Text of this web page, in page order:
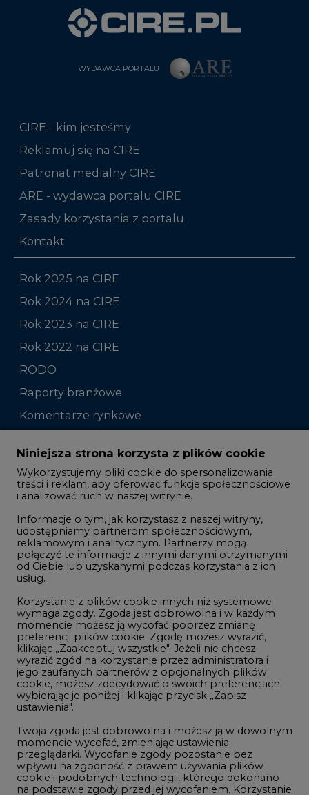
WYDAWCA PORTALU
CIRE - kim jesteśmy
Reklamuj się na CIRE
Patronat medialny CIRE
ARE - wydawca portalu CIRE
Zasady korzystania z portalu
Kontakt
Rok 2025 na CIRE
Rok 2024 na CIRE
Rok 2023 na CIRE
Rok 2022 na CIRE
RODO
Raporty branżowe
Komentarze rynkowe
Zmiany kadrowe na rynku
Studio CIRE
Rozmowy o energetyce
Gospodarka
Geopolityka
LTE450
Innowacje i AI
Telekomunikacja i IT
Handel emisjami CO2
Wodór
Górnictwo
Atom
Fotowoltaika
Niniejsza strona korzysta z plików cookie
Wykorzystujemy pliki cookie do spersonalizowania
treści i reklam, aby oferować funkcje społecznościowe
i analizować ruch w naszej witrynie.
Informacje o tym, jak korzystasz z naszej witryny,
udostępniamy partnerom społecznościowym,
reklamowym i analitycznym. Partnerzy mogą
połączyć te informacje z innymi danymi otrzymanymi
od Ciebie lub uzyskanymi podczas korzystania z ich
usług.
Korzystanie z plików cookie innych niż systemowe
wymaga zgody. Zgoda jest dobrowolna i w każdym
momencie możesz ją wycofać poprzez zmianę
preferencji plików cookie. Zgodę możesz wyrazić,
klikając „Zaakceptuj wszystkie". Jeżeli nie chcesz
wyrazić zgód na korzystanie przez administratora i
jego zaufanych partnerów z opcjonalnych plików
cookie, możesz zdecydować o swoich preferencjach
wybierając je poniżej i klikając przycisk „Zapisz
ustawienia".
Twoja zgoda jest dobrowolna i możesz ją w dowolnym
momencie wycofać, zmieniając ustawienia
przeglądarki. Wycofanie zgody pozostanie bez
wpływu na zgodność z prawem używania plików
cookie i podobnych technologii, którego dokonano
na podstawie zgody przed jej wycofaniem. Korzystanie